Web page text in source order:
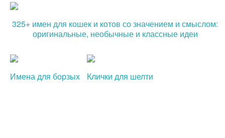
325+ имен для кошек и котов со значением и смыслом:
оригинальные, необычные и классные идеи
Имена для борзых Клички для шелти